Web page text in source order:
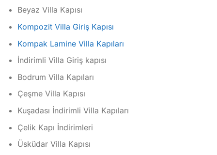
Beyaz Villa Kapısı
Kompozit Villa Giriş Kapısı
Kompak Lamine Villa Kapıları
İndirimli Villa Giriş kapısı
Bodrum Villa Kapıları
Çeşme Villa Kapısı
Kuşadası İndirimli Villa Kapıları
Çelik Kapı İndirimleri
Üsküdar Villa Kapısı